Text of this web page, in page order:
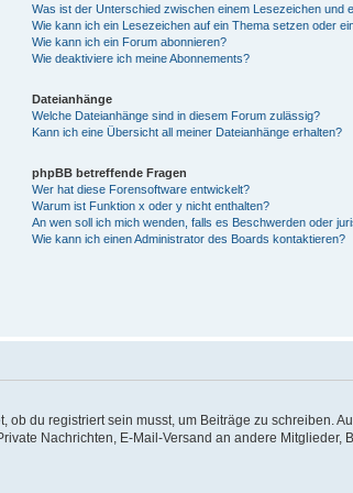
Was ist der Unterschied zwischen einem Lesezeichen und
Wie kann ich ein Lesezeichen auf ein Thema setzen oder
Wie kann ich ein Forum abonnieren?
Wie deaktiviere ich meine Abonnements?
Dateianhänge
Welche Dateianhänge sind in diesem Forum zulässig?
Kann ich eine Übersicht all meiner Dateianhänge erhalten?
phpBB betreffende Fragen
Wer hat diese Forensoftware entwickelt?
Warum ist Funktion x oder y nicht enthalten?
An wen soll ich mich wenden, falls es Beschwerden oder
Wie kann ich einen Administrator des Boards kontaktieren?
du registriert sein musst, um Beiträge zu schreiben.
Nachrichten, E-Mail-Versand an andere Mitglieder,